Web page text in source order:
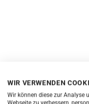
WIR VERWENDEN
Wir können diese zur Analyse
Webseite zu verbessern,